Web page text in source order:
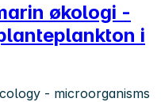
økologi -
i
- microorganisms